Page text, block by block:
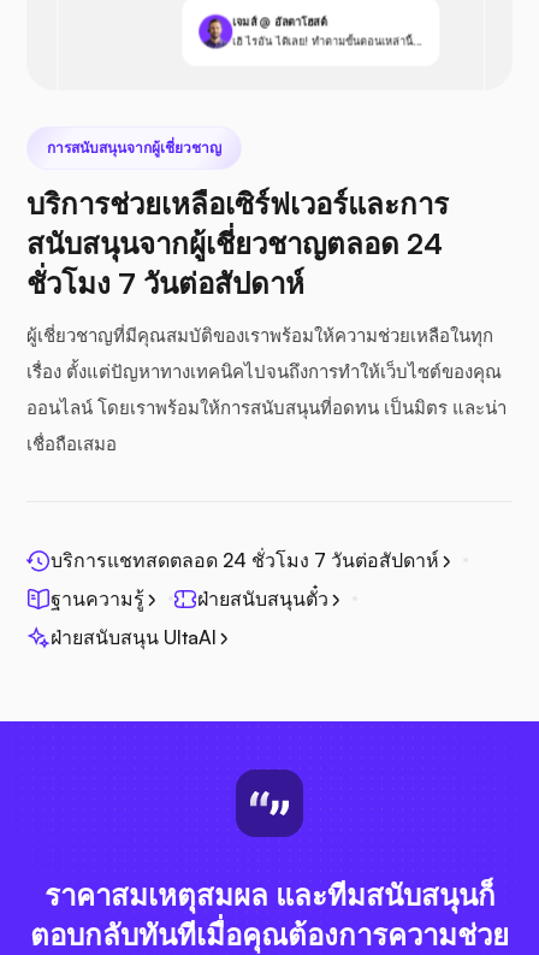
เจมส์ @ อัลตาโฮสต์
เฮ้ ไรอัน ได้เลย! ทำตามขั้นตอนเหล่านี้...
การสนับสนุนจากผู้เชี่ยวชาญ
บริการช่วยเหลือเซิร์ฟเวอร์และการ
สนับสนุนจากผู้เชี่ยวชาญตลอด 24
ชั่วโมง 7 วันต่อสัปดาห์
ผู้เชี่ยวชาญที่มีคุณสมบัติของเราพร้อมให้ความช่วยเหลือในทุก
เรื่อง ตั้งแต่ปัญหาทางเทคนิคไปจนถึงการทำให้เว็บไซต์ของคุณ
ออนไลน์ โดยเราพร้อมให้การสนับสนุนที่อดทน เป็นมิตร และน่า
เชื่อถือเสมอ
บริการแชทสดตลอด 24 ชั่วโมง 7 วันต่อสัปดาห์
ฐานความรู้
ฝ่ายสนับสนุนตั๋ว
ฝ่ายสนับสนุน UltaAI
ราคาสมเหตุสมผล และทีมสนับสนุนก็
ตอบกลับทันทีเมื่อคุณต้องการความช่วย